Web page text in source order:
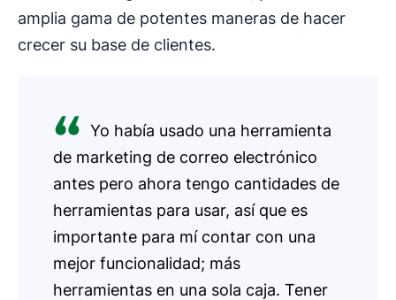
amplia gama de potentes maneras de hacer
crecer su base de clientes.
Yo había usado una herramienta
de marketing de correo electrónico
antes pero ahora tengo cantidades de
herramientas para usar, así que es
importante para mí contar con una
mejor funcionalidad; más
herramientas en una sola caja. Tener